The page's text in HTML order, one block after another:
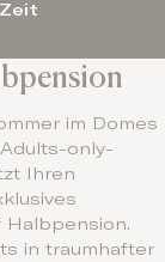
im Domes
only-
Ihren
Halbpension.
in traumhafter